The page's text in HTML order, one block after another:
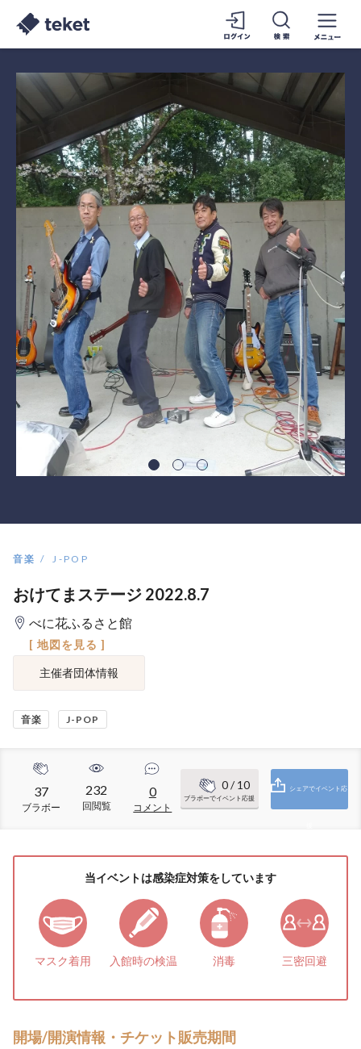
音楽 J-POP
おけてまステージ 2022.8.7
べに花ふるさと館
[ 地図を見る ]
主催者団体情報
音楽 J-POP
37
ブラボー
232
回閲覧
0
コメント
0/ 10
ブラボーでイベント応援
シェアでイベント応
当イベントは感染症対策をしています
マスク着用 入館時の検温 消毒 三密回避
開場/開演情報・チケット販売期間